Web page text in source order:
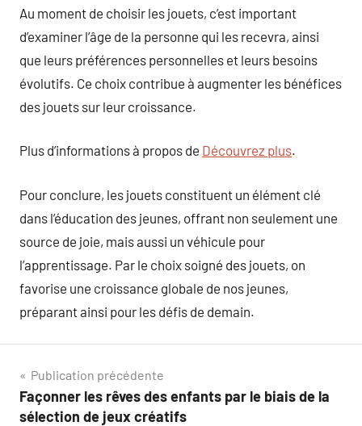
Au moment de choisir les jouets, c’est important
d’examiner l’âge de la personne qui les recevra, ainsi
que leurs préférences personnelles et leurs besoins
évolutifs. Ce choix contribue à augmenter les bénéfices
des jouets sur leur croissance.
Plus d’informations à propos de Découvrez plus.
Pour conclure, les jouets constituent un élément clé
dans l’éducation des jeunes, offrant non seulement une
source de joie, mais aussi un véhicule pour
l’apprentissage. Par le choix soigné des jouets, on
favorise une croissance globale de nos jeunes,
préparant ainsi pour les défis de demain.
Navigation
de
Publication précédente
Façonner les rêves des enfants par le biais de la
sélection de jeux créatifs